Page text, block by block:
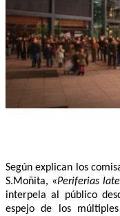
Según explican los
S.Moñita, «Periferias
interpela al público
espejo de los